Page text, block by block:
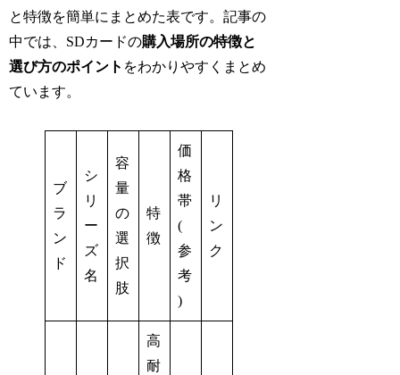
と特徴を簡単にまとめた表です。記事の
中では、SDカードの購入場所の特徴と
選び方のポイント をわかりやすくまとめ
ています。
ブ
ラ
ン
ド
シ
リ
ー
ズ
名
容
量
の
選
択
肢
特
徴
価
格
帯
(
参
考
)
リ
ン
ク
高
耐